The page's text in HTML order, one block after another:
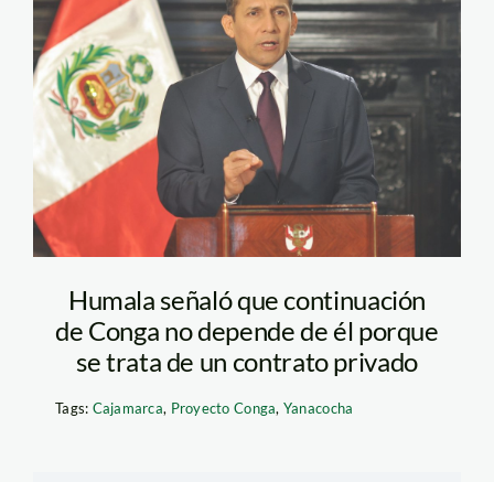
Ollanta Humala
Humala señaló que continuación
de Conga no depende de él porque
se trata de un contrato privado
Tags: Cajamarca, Proyecto Conga, Yanacocha